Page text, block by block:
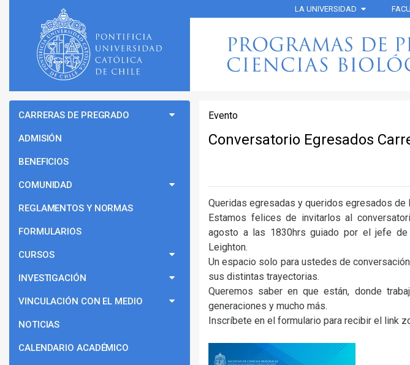
LA UNIVERSIDAD
Evento
Conversatorio Egresados
Queridas egresadas y queridos egresados de
Estamos felices de invitarlos al
agosto a las 1830hrs guiado por el jefe de
Leighton.
Un espacio solo para ustedes de
sus distintas trayectorias.
Queremos saber en que están, donde
generaciones y mucho más.
Inscríbete en el formulario para recibir el link
CARRERAS DE PREGRADO
ADMISIÓN
BENEFICIOS
COMUNIDAD
REGLAMENTOS Y NORMAS
FORMULARIOS
CURSOS
INVESTIGACIÓN
VINCULACIÓN CON EL MEDIO
NOTICIAS
CALENDARIO ACADÉMICO